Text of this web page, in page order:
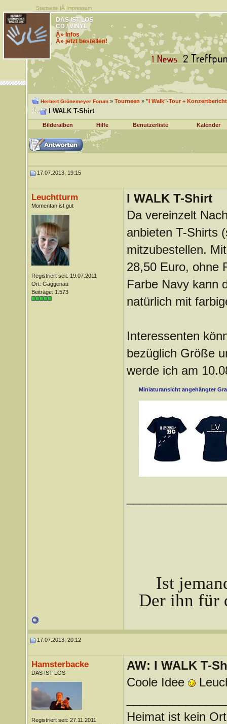
Startseite |Â Impressum
DAS IST LOS
CD / VINYL
Â» Infos
Â» jetzt bestellen!
Herbert Grönemeyer Forum» Tourneen » "I Walk"-Tour +
I WALK T-Shirt
Bilderalben Hilfe Benutzerliste Kalender
17.07.2013, 19:15
Leuchtturm
Momentan ist gut
Registriert seit: 19.07.2011
Ort: Gaggenau
Beiträge: 1.573
I WALK T-Shirt
Da vereinzelt
anbieten T-Shirts
mitzubestellen.
28,50 Euro, ohne
Farbe Navy kann
natürlich mit
Interessenten
bezüglich Größe
werde ich am
Miniaturansicht angehängter
Ist
Der ihn für
17.07.2013, 20:12
Hamsterbacke
DAS IST LOS
Registriert seit: 27.11.2011
AW: I WALK T-
Coole Idee
Heimat ist kein